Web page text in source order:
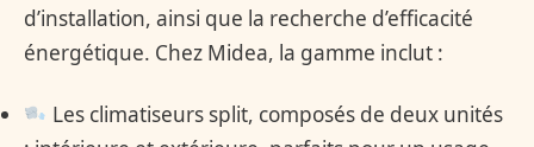
d’installation, ainsi que la recherche d’efficacité
énergétique. Chez Midea, la gamme inclut :
Les climatiseurs split, composés de deux unités